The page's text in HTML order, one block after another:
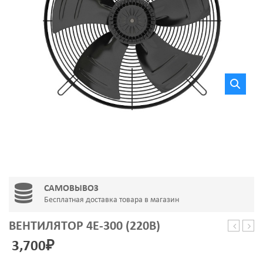
САМОВЫВОЗ
Бесплатная доставка товара в магазин
ВЕНТИЛЯТОР 4Е-300 (220В)
3,700₽